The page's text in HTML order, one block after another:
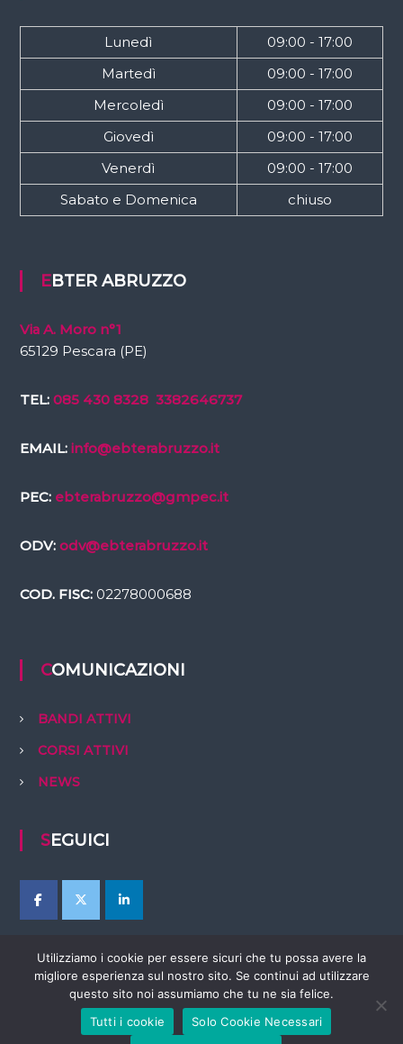
Lunedì
09:00 - 17:00
Martedì
09:00 - 17:00
Mercoledì
09:00 - 17:00
Giovedì
09:00 - 17:00
Venerdì
09:00 - 17:00
Sabato e Domenica
chiuso
EBTER ABRUZZO
Via A. Moro n°1
65129 Pescara (PE)
TEL: 085 430 8328 3382646737
EMAIL: info@ebterabruzzo.it
PEC: ebterabruzzo@gmpec.it
ODV: odv@ebterabruzzo.it
COD. FISC:02278000688
COMUNICAZIONI
BANDI ATTIVI
CORSI ATTIVI
NEWS
SEGUICI
Copyright © 2026EBTer AbruzzoTutti i diritti riservati. Tema:
Utilizziamo i cookie per essere sicuri che tu possa avere la
migliore esperienza sul nostro sito. Se continui ad utilizzare
questo sito noi assumiamo che tu ne sia felice.
Tutti i cookie
Solo Cookie Necessari